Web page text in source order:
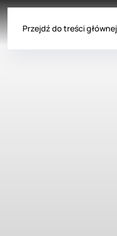
Przejdź do treści głównej